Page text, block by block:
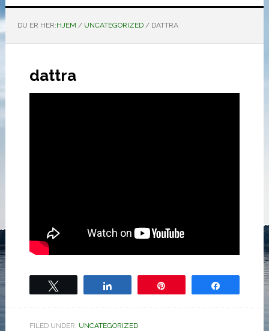
DU ER HER:HJEM / UNCATEGORIZED /DATTRA
dattra
FILED UNDER: UNCATEGORIZED